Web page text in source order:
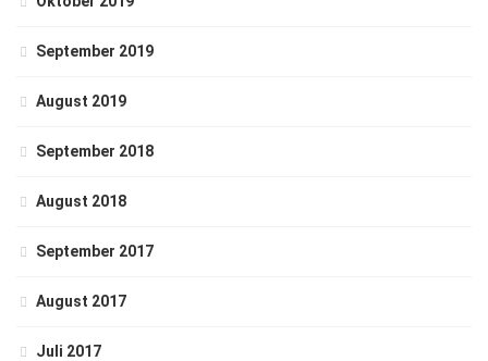
September 2019
August 2019
September 2018
August 2018
September 2017
August 2017
Juli 2017